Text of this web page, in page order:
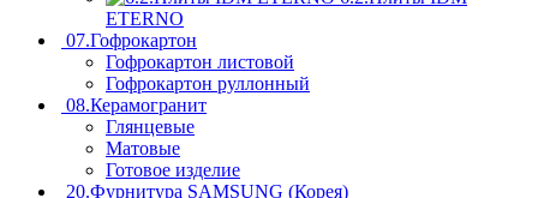
ETERNO
07.Гофрокартон
Гофрокартон листовой
Гофрокартон руллонный
08.Керамогранит
Глянцевые
Матовые
Готовое изделие
20.Фурнитура SAMSUNG (Корея)